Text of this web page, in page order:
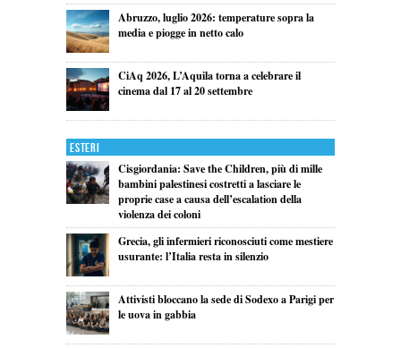
Abruzzo, luglio 2026: temperature sopra la
media e piogge in netto calo
CiAq 2026, L’Aquila torna a celebrare il
cinema dal 17 al 20 settembre
Esteri
Cisgiordania: Save the Children, più di mille
bambini palestinesi costretti a lasciare le
proprie case a causa dell’escalation della
violenza dei coloni
Grecia, gli infermieri riconosciuti come mestiere
usurante: l’Italia resta in silenzio
Attivisti bloccano la sede di Sodexo a Parigi per
le uova in gabbia